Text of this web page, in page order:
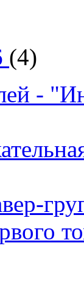
(4)
-